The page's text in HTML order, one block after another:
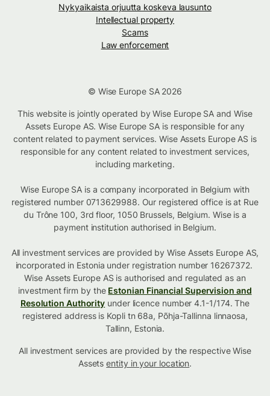
Nykyaikaista orjuutta koskeva lausunto
Intellectual property
Scams
Law enforcement
© Wise Europe SA 2026
This website is jointly operated by Wise Europe SA and Wise
Assets Europe AS. Wise Europe SA is responsible for any
content related to payment services. Wise Assets Europe AS is
responsible for any content related to investment services,
including marketing.
Wise Europe SA is a company incorporated in Belgium with
registered number 0713629988. Our registered office is at Rue
du Trône 100, 3rd floor, 1050 Brussels, Belgium. Wise is a
payment institution authorised in Belgium.
All investment services are provided by Wise Assets Europe AS,
incorporated in Estonia under registration number 16267372.
Wise Assets Europe AS is authorised and regulated as an
investment firm by the Estonian Financial Supervision and
Resolution Authority under licence number 4.1-1/174. The
registered address is Kopli tn 68a, Põhja-Tallinna linnaosa,
Tallinn, Estonia.
All investment services are provided by the respective Wise
Assetsentity in your location.